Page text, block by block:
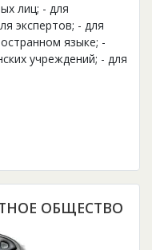
лиц; - для
экспертов; - для
языке; -
учреждений; - для
ОБЩЕСТВО